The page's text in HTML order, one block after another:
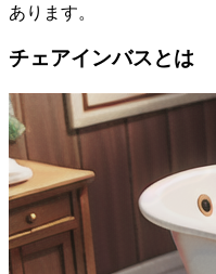
あります。
チェアインバスとは